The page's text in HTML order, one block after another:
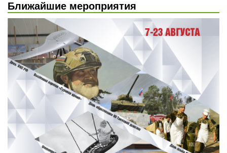
Ближайшие мероприятия